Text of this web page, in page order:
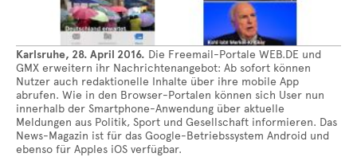
Karlsruhe, 28. April 2016. Die Freemail-Portale WEB.DE und
GMX erweitern ihr Nachrichtenangebot: Ab sofort können
Nutzer auch redaktionelle Inhalte über ihre mobile App
abrufen. Wie in den Browser-Portalen können sich User nun
innerhalb der Smartphone-Anwendung über aktuelle
Meldungen aus Politik, Sport und Gesellschaft informieren. Das
News-Magazin ist für das Google-Betriebssystem Android und
ebenso für Apples iOS verfügbar.